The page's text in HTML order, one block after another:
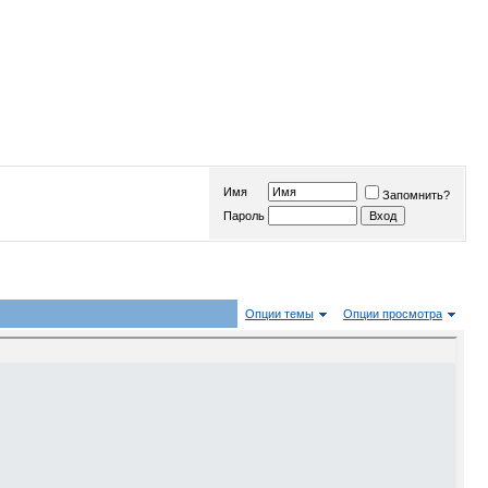
Имя
Запомнить?
Пароль
Опции темы Опции просмотра